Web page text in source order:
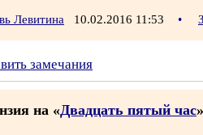
Левитина 10.02.2016 11:53 •
замечания
на «Двадцать пятый час